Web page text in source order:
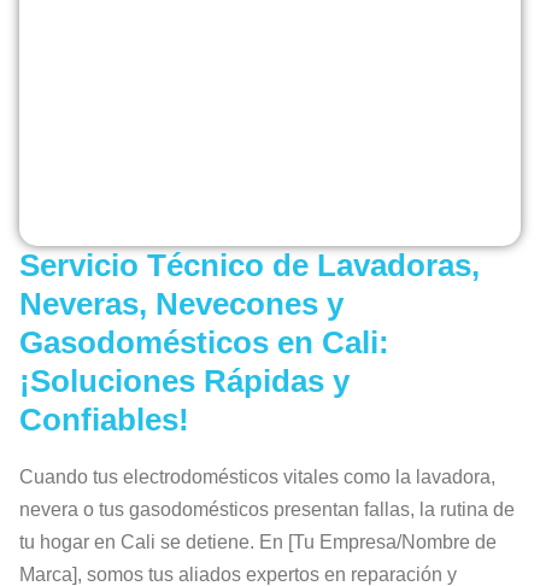
Servicio Técnico de Lavadoras,
Neveras, Nevecones y
Gasodomésticos en Cali:
¡Soluciones Rápidas y
Confiables!
Cuando tus electrodomésticos vitales como la lavadora,
nevera o tus gasodomésticos presentan fallas, la rutina de
tu hogar en Cali se detiene. En [Tu Empresa/Nombre de
Marca], somos tus aliados expertos en reparación y